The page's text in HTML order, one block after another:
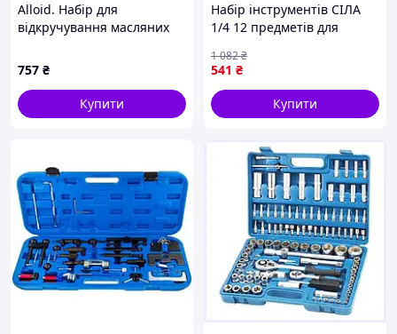
Alloid. Набір для
відкручування масляних
757 ₴
Купити
Набір інструментів СІЛА
1/4 12 предметів для
кріпленням і ремонтом
техніки
541 ₴
1 082₴
Купити